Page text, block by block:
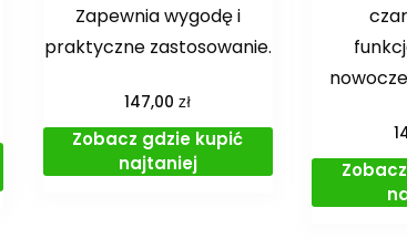
Zapewnia wygodę i
praktyczne zastosowanie.
147,00zł
Zobacz gdzie kupić
najtaniej